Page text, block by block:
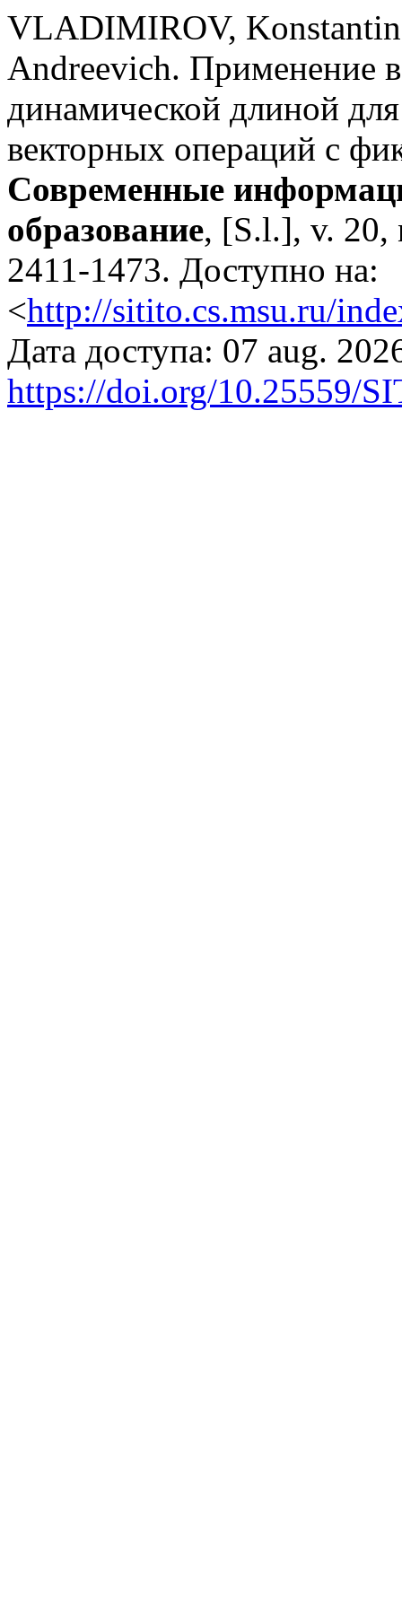
VLADIMIROV,
Andreevich. Применение
динамической длиной
векторных операций с
Современные
образование, [S.l.], v. 20,
2411-1473. Доступно на:
<http://sitito.cs.msu.ru/
Дата доступа: 07 aug.
https://doi.org/10.25559/